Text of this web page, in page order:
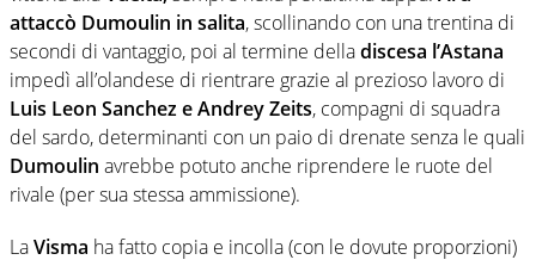
attaccò Dumoulin in salita, scollinando con una trentina di
secondi di vantaggio, poi al termine delladiscesa l’Astana
impedì all’olandese di rientrare grazie al prezioso lavoro di
Luis Leon Sanchez e Andrey Zeits, compagni di squadra
del sardo, determinanti con un paio di drenate senza le quali
Dumoulin avrebbe potuto anche riprendere le ruote del
rivale (per sua stessa ammissione).
LaVisma ha fatto copia e incolla (con le dovute proporzioni)